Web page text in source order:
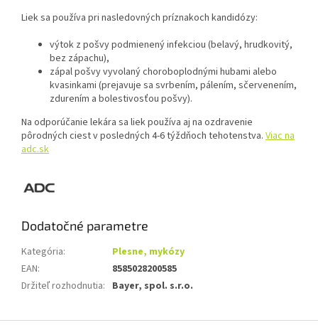
Liek sa používa pri nasledovných príznakoch kandidózy:
výtok z pošvy podmienený infekciou (belavý, hrudkovitý,
bez zápachu),
zápal pošvy vyvolaný choroboplodnými hubami alebo
kvasinkami (prejavuje sa svrbením, pálením, sčervenením,
zdurením a bolestivosťou pošvy).
Na odporúčanie lekára sa liek používa aj na ozdravenie
pôrodných ciest v posledných 4-6 týždňoch tehotenstva. Viac na
adc.sk
Dodatočné parametre
Kategória:
Plesne, mykózy
EAN:
8585028200585
Držiteľ rozhodnutia: Bayer, spol. s.r.o.